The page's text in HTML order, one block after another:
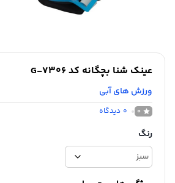
عینک شنا بچگانه کد G-7306
ورزش های آبی
0
0 دیدگاه
رنگ